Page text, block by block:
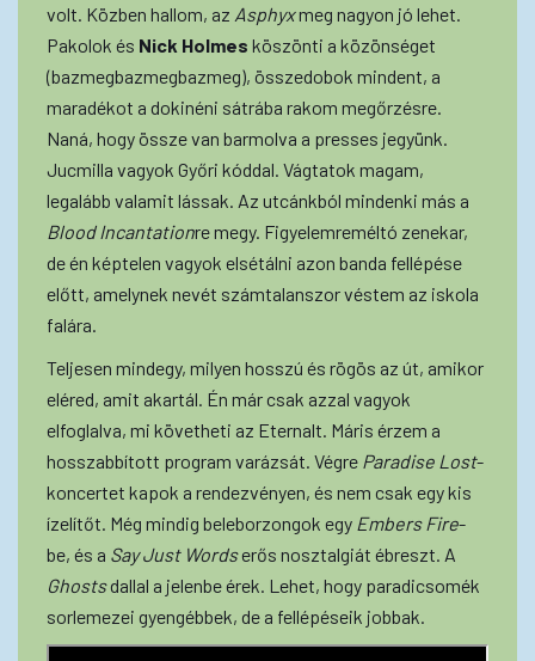
volt. Közben hallom, az Asphyxmeg nagyon jó lehet.
Pakolok és Nick Holmes köszönti a közönséget
(bazmegbazmegbazmeg), összedobok mindent, a
maradékot a dokinéni sátrába rakom megőrzésre.
Naná, hogy össze van barmolva a presses jegyünk.
Jucmilla vagyok Győri kóddal. Vágtatok magam,
legalább valamit lássak. Az utcánkból mindenki más a
Blood Incantationre megy. Figyelemreméltó zenekar,
de én képtelen vagyok elsétálni azon banda fellépése
előtt, amelynek nevét számtalanszor véstem az iskola
falára.
Teljesen mindegy, milyen hosszú és rögös az út, amikor
eléred, amit akartál. Én már csak azzal vagyok
elfoglalva, mi követheti az Eternalt. Máris érzem a
hosszabbított program varázsát. Végre Paradise Lost-
koncertet kapok a rendezvényen, és nem csak egy kis
ízelítőt. Még mindig beleborzongok egy Embers Fire-
be, és a Say Just Wordserős nosztalgiát ébreszt. A
Ghostsdallal a jelenbe érek. Lehet, hogy paradicsomék
sorlemezei gyengébbek, de a fellépéseik jobbak.